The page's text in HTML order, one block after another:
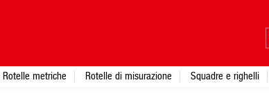
Rotelle metriche Rotelle di misurazione Squadre e righelli